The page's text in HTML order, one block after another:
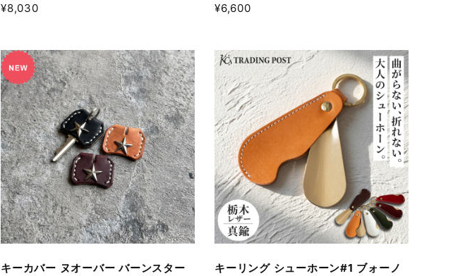
¥8,030
¥6,600
キーカバー ヌオーバー バーンスター
キーリング シューホーン#1 ブォーノ